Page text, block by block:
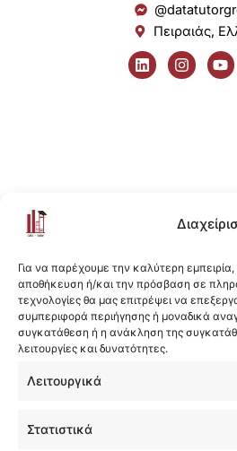
Για να παρέχουμε την καλύτερη
αποθήκευση ή/και την πρόσβαση σε
τεχνολογίες θα μας επιτρέψει να
συμπεριφορά περιήγησης ή μοναδικά
συγκατάθεση ή η ανάκληση της
λειτουργίες και δυνατότητες.
Λειτουργικά
Στατιστικά
Πειραιάς,
L
i
n
I
n
s
Y
o
u